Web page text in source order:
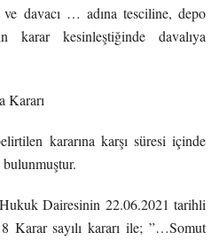
ve davacı … adına tesciline, depo
karar kesinleştiğinde davalıya
Kararı
kararına karşı süresi içinde
Dairesinin 22.06.2021 tarihli
Karar sayılı kararı ile; ”…Somut